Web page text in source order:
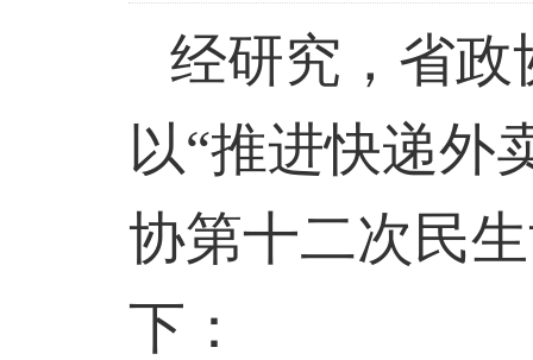
经研究，省政
以“推进快递外
协第十二次民
下：